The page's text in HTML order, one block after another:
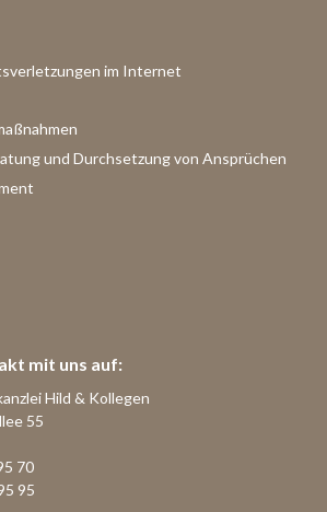
im Internet
und Durchsetzung von Ansprüchen
mit uns auf:
Hild & Kollegen
55
70
95